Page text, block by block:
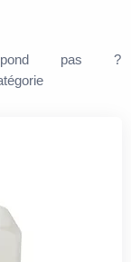
pas ?